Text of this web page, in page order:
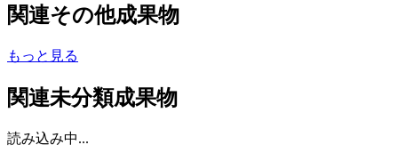
関連その他成果物
もっと見る
関連未分類成果物
読み込み中...